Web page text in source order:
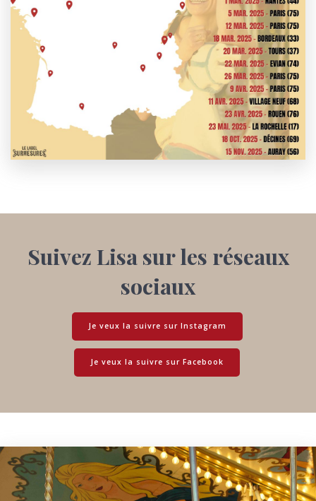
Suivez Lisa sur les réseaux
sociaux
Je veux la suivre sur Instagram
Je veux la suivre sur Facebook